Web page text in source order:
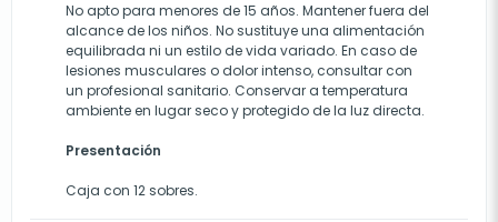
No apto para menores de 15 años. Mantener fuera del
alcance de los niños. No sustituye una alimentación
equilibrada ni un estilo de vida variado. En caso de
lesiones musculares o dolor intenso, consultar con
un profesional sanitario. Conservar a temperatura
ambiente en lugar seco y protegido de la luz directa.
Presentación
Caja con 12 sobres.